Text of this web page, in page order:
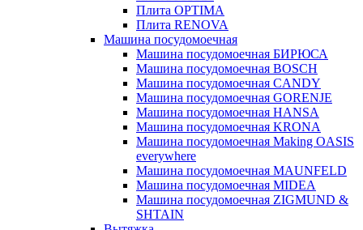
Плита OPTIMA
Плита RENOVA
Машина посудомоечная
Машина посудомоечная БИРЮСА
Машина посудомоечная BOSCH
Машина посудомоечная CANDY
Машина посудомоечная GORENJE
Машина посудомоечная HANSA
Машина посудомоечная KRONA
Машина посудомоечная Making OASIS
everywhere
Машина посудомоечная MAUNFELD
Машина посудомоечная MIDEA
Машина посудомоечная ZIGMUND &
SHTAIN